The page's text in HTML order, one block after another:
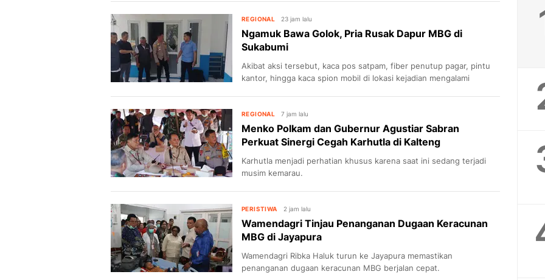
REGIONAL 23 jam lalu
Ngamuk Bawa Golok, Pria Rusak Dapur MBG di
Sukabumi
Akibat aksi tersebut, kaca pos satpam, fiber penutup pagar, pintu
kantor, hingga kaca spion mobil di lokasi kejadian mengalami
REGIONAL 7 jam lalu
Menko Polkam dan Gubernur Agustiar Sabran
Perkuat Sinergi Cegah Karhutla di Kalteng
Karhutla menjadi perhatian khusus karena saat ini sedang terjadi
musim kemarau.
PERISTIWA 2 jam lalu
Wamendagri Tinjau Penanganan Dugaan Keracunan
MBG di Jayapura
Wamendagri Ribka Haluk turun ke Jayapura memastikan
penanganan dugaan keracunan MBG berjalan cepat.